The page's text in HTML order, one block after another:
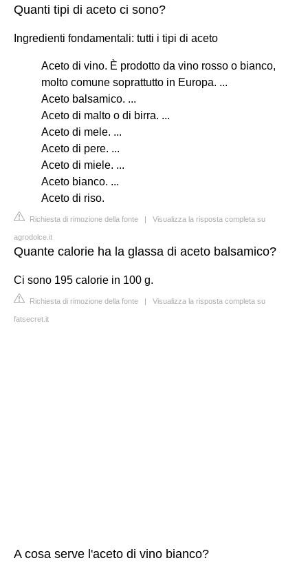
Quanti tipi di aceto ci sono?
Ingredienti fondamentali: tutti i tipi di aceto
Aceto di vino. È prodotto da vino rosso o bianco,
molto comune soprattutto in Europa. ...
Aceto balsamico. ...
Aceto di malto o di birra. ...
Aceto di mele. ...
Aceto di pere. ...
Aceto di miele. ...
Aceto bianco. ...
Aceto di riso.
Richiesta di rimozione della fonte | Visualizza la risposta completa su
agrodolce.it
Quante calorie ha la glassa di aceto balsamico?
Ci sono 195 calorie in 100 g.
Richiesta di rimozione della fonte | Visualizza la risposta completa su
fatsecret.it
A cosa serve l'aceto di vino bianco?